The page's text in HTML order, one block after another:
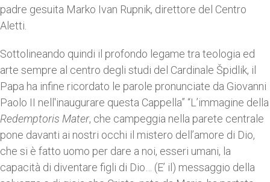
padre gesuita Marko Ivan Rupnik, direttore del Centro
Aletti.
Sottolineando quindi il profondo legame tra teologia ed
arte sempre al centro degli studi del Cardinale Špidlik, il
Papa ha infine ricordato le parole pronunciate da Giovanni
Paolo II nell'inaugurare questa Cappella” “L’immagine della
Redemptoris Mater, che campeggia nella parete centrale
pone davanti ai nostri occhi il mistero dell’amore di Dio,
che si è fatto uomo per dare a noi, esseri umani, la
capacità di diventare figli di Dio… (E’ il) messaggio della